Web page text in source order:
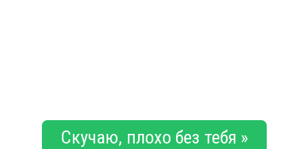
Скучаю, плохо без тебя »